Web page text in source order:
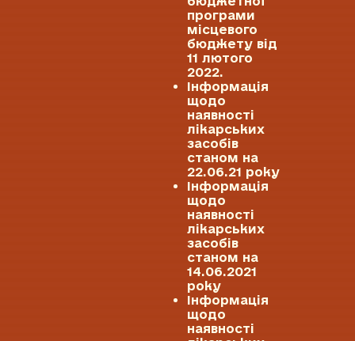
програми
місцевого
бюджету від
11 лютого
2022.
Інформація
щодо
наявності
лікарських
засобів
станом на
22.06.21 року
Інформація
щодо
наявності
лікарських
засобів
станом на
14.06.2021
року
Інформація
щодо
наявності